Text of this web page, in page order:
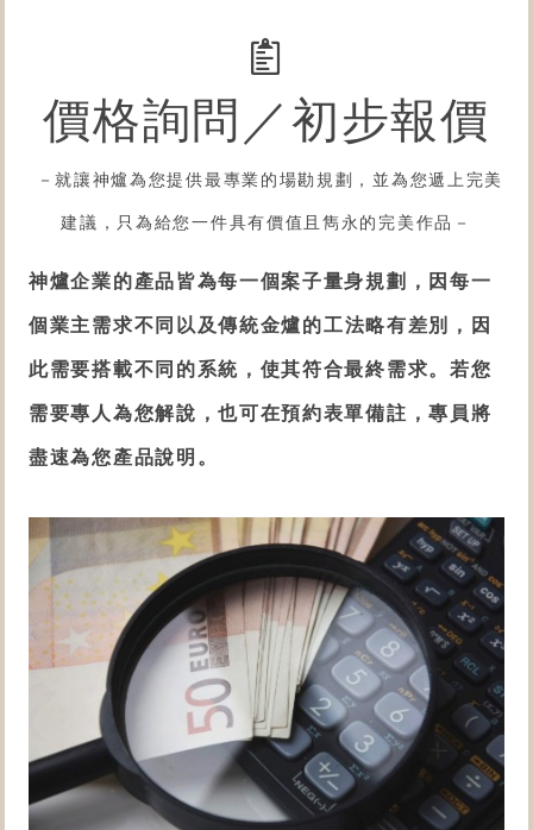
價格詢問／初步報價
－就讓神爐為您提供最專業的場勘規劃，並為您遞上完美
建議，只為給您一件具有價值且雋永的完美作品－
神爐企業的產品皆為每一個案子量身規劃，因每一
個業主需求不同以及傳統金爐的工法略有差別 ，因
此需要搭載不同的系統，使其符合最終需求。若您
需要專人為您解說，也可在預約表單備註，專員將
盡速為您產品說明。